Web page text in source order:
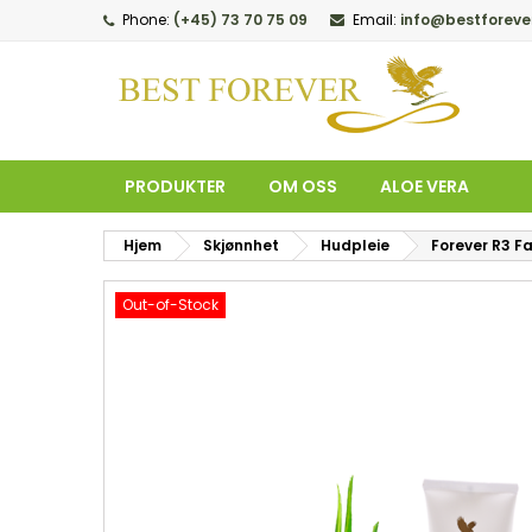
Phone: (+45) 73 70 75 09 Email:
PRODUKTER OM OSS ALOE VERA
Hjem Skjønnhet Hudpleie Forever R3
Out-of-Stock